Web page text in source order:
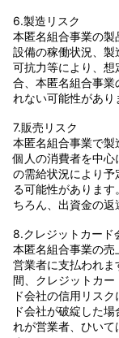
6.製造リスク
本匿名組合事業の
設備の稼働状況、
可抗力等により、
合、本匿名組合事
れない可能性があり
7.販売リスク
本匿名組合事業で製
個人の消費者を中
の需給状況により
る可能性がありま
ちろん、出資金の返
8.クレジットカード
本匿名組合事業の売
営業者に支払われ
間、クレジットカ
ド会社の信用リス
ド会社が破綻した
れが営業者、ひいて